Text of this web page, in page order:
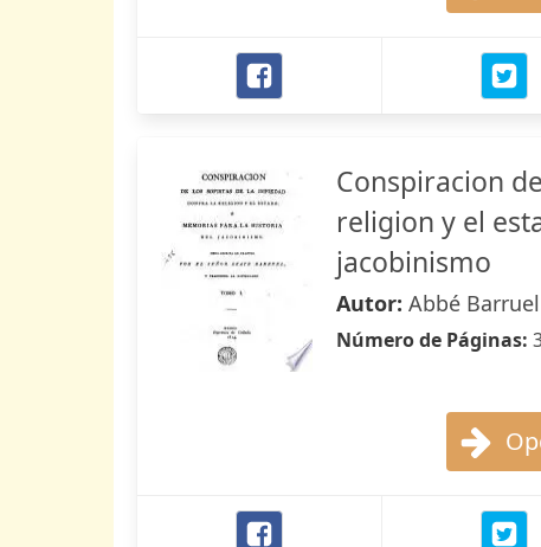
Conspiracion
religion y el
jacobinismo
Autor: Abbé Barruel
Número de Páginas: